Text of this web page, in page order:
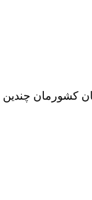
کشورمان